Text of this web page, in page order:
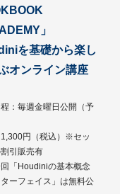
」
を基礎から楽し
オンライン講座
：毎週金曜日公開（予
円（税込）※セッ
割引販売有
「Houdiniの基本概念
ーフェイス」は無料公